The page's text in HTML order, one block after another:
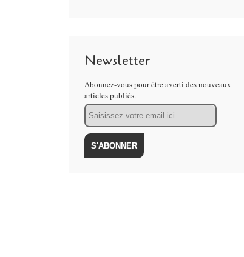
Newsletter
Abonnez-vous pour être averti des nouveaux
articles publiés.
Email